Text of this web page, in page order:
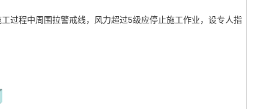
程中周围拉警戒线，风力超过5级应停止施工作业，设专人指